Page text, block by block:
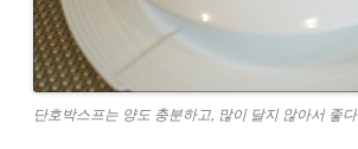
단호박스프는 양도 충분하고, 많이 달지 않아서 좋다